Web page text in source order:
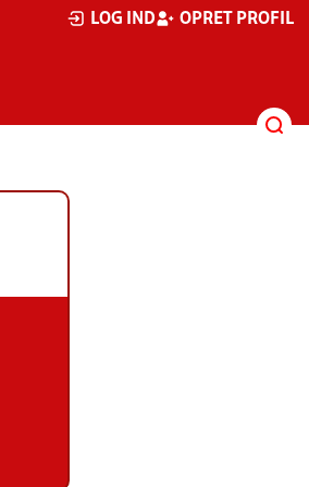
LOG IND OPRET PROFIL